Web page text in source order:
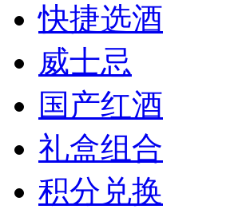
快捷选酒
威士忌
国产红酒
礼盒组合
积分兑换